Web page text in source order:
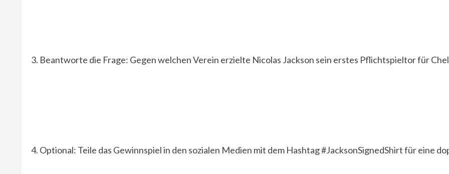
3. Beantworte die Frage: Gegen welchen Verein erzielte Nicolas Jackson sein erstes Pflichtspieltor für
4. Optional: Teile das Gewinnspiel in den sozialen Medien mit dem Hashtag #JacksonSignedShirt für eine